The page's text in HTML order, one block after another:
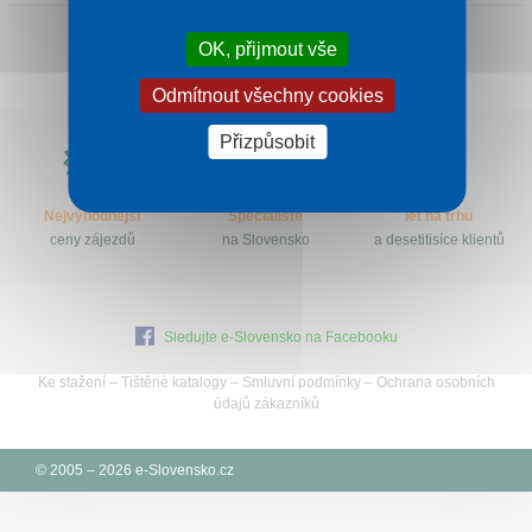
Slovensko.cz?
Nejvýhodnější
ceny zájezdů
Specialisté
na Slovensko
let na trhu
a desetitisíce klientů
Sledujte e-Slovensko na Facebooku
Ke stažení – Tištěné katalogy– Smluvní podmínky– Ochrana osobních
údajů zákazníků
© 2005 – 2026 e-Slovensko.cz
OK, přijmout vše
Odmítnout všechny cookies
Přizpůsobit